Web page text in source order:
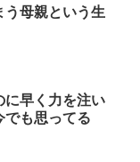
う母親という生
に早く力を注い
でも思ってる